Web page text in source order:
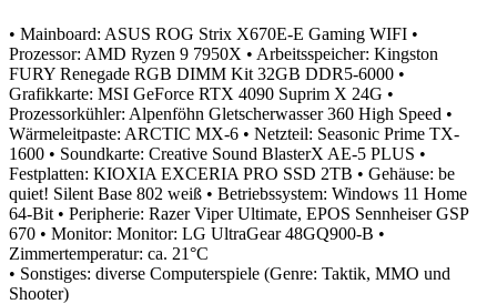
• Mainboard: ASUS ROG Strix X670E-E Gaming WIFI •
Prozessor: AMD Ryzen 9 7950X • Arbeitsspeicher: Kingston
FURY Renegade RGB DIMM Kit 32GB DDR5-6000 •
Grafikkarte: MSI GeForce RTX 4090 Suprim X 24G •
Prozessorkühler: Alpenföhn Gletscherwasser 360 High Speed •
Wärmeleitpaste: ARCTIC MX-6 • Netzteil: Seasonic Prime TX-
1600 • Soundkarte: Creative Sound BlasterX AE-5 PLUS •
Festplatten: KIOXIA EXCERIA PRO SSD 2TB • Gehäuse: be
quiet! Silent Base 802 weiß • Betriebssystem: Windows 11 Home
64-Bit • Peripherie: Razer Viper Ultimate, EPOS Sennheiser GSP
670 • Monitor: Monitor: LG UltraGear 48GQ900-B •
Zimmertemperatur: ca. 21°C
• Sonstiges: diverse Computerspiele (Genre: Taktik, MMO und
Shooter)